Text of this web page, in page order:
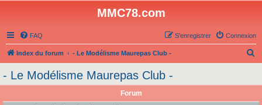
MMC78.com
FAQ Connexion
S’enregistrer
Index du forum - Le Modélisme Maurepas Club -
- Le Modélisme Maurepas Club -
Forum